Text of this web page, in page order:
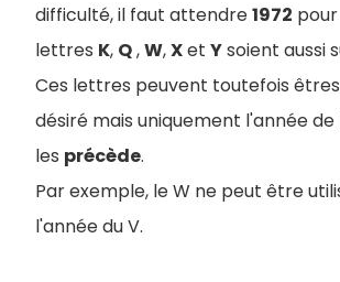
difficulté, il faut attendre1972
lettres K, Q,W,Xet Ysoient aussi
Ces lettres peuvent toutefois êtres
désiré mais uniquement l'année
les précède.
Par exemple, le W ne peut être
l'année du V.